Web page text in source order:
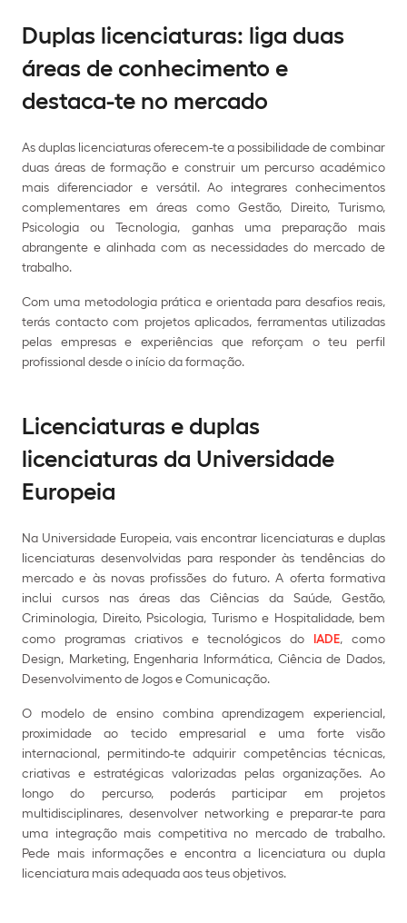
Duplas licenciaturas: liga duas
áreas de conhecimento e
destaca-te no mercado
As duplas licenciaturas oferecem-te a possibilidade de combinar
duas áreas de formação e construir um percurso académico
mais diferenciador e versátil. Ao integrares conhecimentos
complementares em áreas como Gestão, Direito, Turismo,
Psicologia ou Tecnologia, ganhas uma preparação mais
abrangente e alinhada com as necessidades do mercado de
trabalho.
Com uma metodologia prática e orientada para desafios reais,
terás contacto com projetos aplicados, ferramentas utilizadas
pelas empresas e experiências que reforçam o teu perfil
profissional desde o início da formação.
Licenciaturas e duplas
licenciaturas da Universidade
Europeia
Na Universidade Europeia, vais encontrar licenciaturas e duplas
licenciaturas desenvolvidas para responder às tendências do
mercado e às novas profissões do futuro. A oferta formativa
inclui cursos nas áreas das Ciências da Saúde, Gestão,
Criminologia, Direito, Psicologia, Turismo e Hospitalidade, bem
como programas criativos e tecnológicos doIADE, como
Design, Marketing, Engenharia Informática, Ciência de Dados,
Desenvolvimento de Jogos e Comunicação.
O modelo de ensino combina aprendizagem experiencial,
proximidade ao tecido empresarial e uma forte visão
internacional, permitindo-te adquirir competências técnicas,
criativas e estratégicas valorizadas pelas organizações. Ao
longo do percurso, poderás participar em projetos
multidisciplinares, desenvolver networking e preparar-te para
uma integração mais competitiva no mercado de trabalho.
Pede mais informações e encontra a licenciatura ou dupla
licenciatura mais adequada aos teus objetivos.